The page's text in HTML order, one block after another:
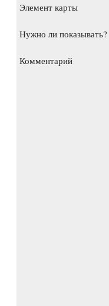
Элемент карты
Нужно ли показывать?
Комментарий